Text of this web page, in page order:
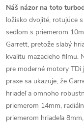
Náš názor na toto
ložisko dvojité, rotujúce
sedlom s priemerom
Garrett, pretože slabý
kvalitu mazacieho filmu.
pre moderné motory TDi
praxe sa ukazuje, že
hriadeľ a omnoho
priemerom 14mm,
priemerom hriadeľa